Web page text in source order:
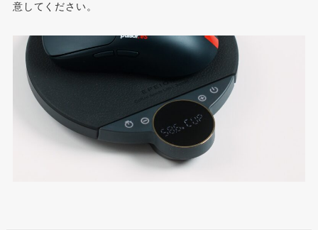
意してください。